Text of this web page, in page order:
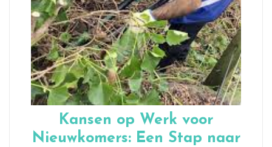
Kansen op Werk voor
Nieuwkomers: Een Stap naar